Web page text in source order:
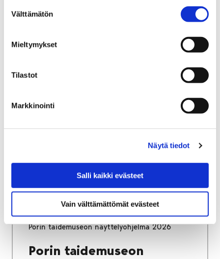
valinta
Välttämätön
Mieltymykset
Tilastot
Markkinointi
Näytä tiedot
Salli kaikki evästeet
Vain välttämättömät evästeet
Mediakuvat
PORIGINAL-gallerian näyttelyohjelma 2026
PORIGINAL-gallerian
näyttelyohjelma 2026
Etusivu
Porin taidemuseon näyttelyohjelma 2026
Porin taidemuseon